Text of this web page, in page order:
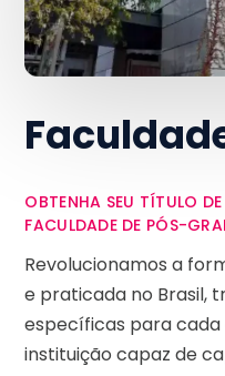
OBTENHA SEU TÍTULO
FACULDADE DE PÓS-
Revolucionamos a
e praticada no Brasil,
específicas para cada
instituição capaz de